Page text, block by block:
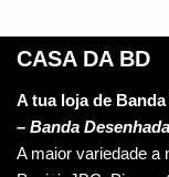
CASA DA BD
A tua loja de
– Banda
A maior variedade a